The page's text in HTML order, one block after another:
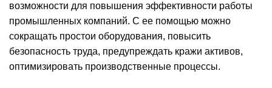
возможности для повышения эффективности работы
промышленных компаний. С ее помощью можно
сокращать простои оборудования, повысить
безопасность труда, предупреждать кражи активов,
оптимизировать производственные процессы.